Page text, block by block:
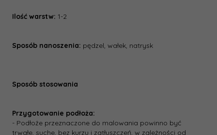
Ilość warstw: 1-2
Sposób nanoszenia: pędzel, wałek, natrysk
Sposób stosowania
Przygotowanie podłoża:
- Podłoże przeznaczone do malowania powinno być
trwałe, suche, bez kurzu i zatłuszczeń, w zależności od